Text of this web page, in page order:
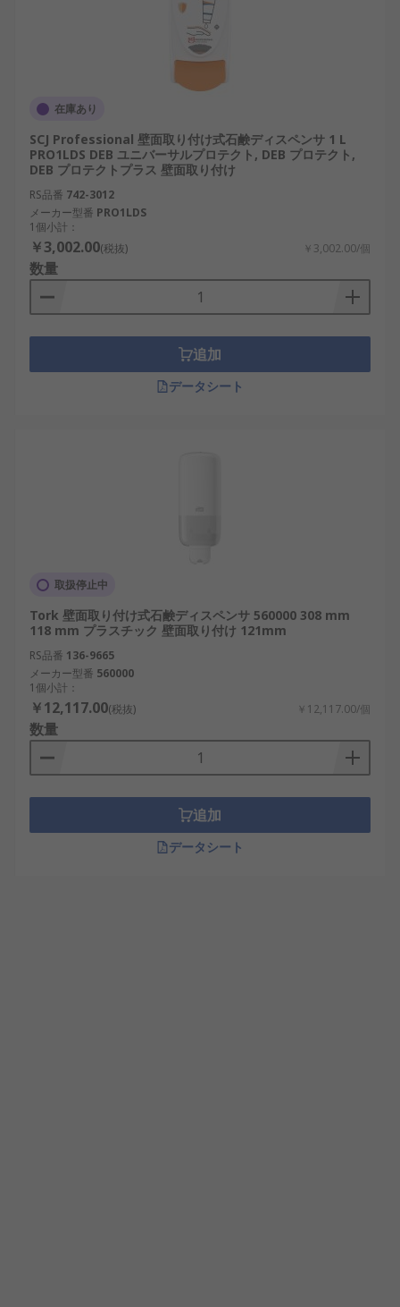
在庫あり
SCJ Professional 壁面取り付け式石鹸ディスペンサ 1 L
PRO1LDS DEB ユニバーサルプロテクト, DEB プロテクト,
DEB プロテクトプラス 壁面取り付け
RS品番 742-3012
メーカー型番 PRO1LDS
1個小計：
￥3,002.00(税抜) ￥3,002.00/個
数量
追加
データシート
取扱停止中
Tork 壁面取り付け式石鹸ディスペンサ 560000 308 mm
118 mm プラスチック 壁面取り付け 121mm
RS品番 136-9665
メーカー型番 560000
1個小計：
￥12,117.00(税抜) ￥12,117.00/個
数量
追加
データシート